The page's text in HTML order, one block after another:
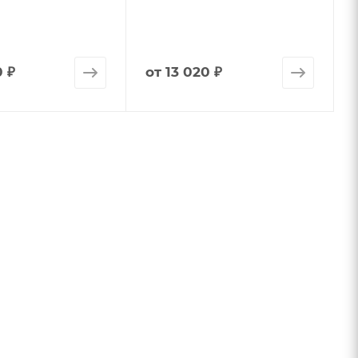
₽ от13 020 ₽